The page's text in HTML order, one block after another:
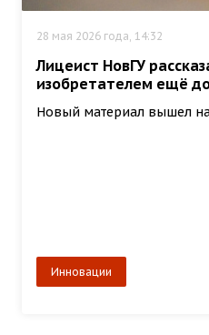
28 мая 2026 года, 14:32
Лицеист НовГУ
изобретателем ещё до
Новый материал вышел
Инновации